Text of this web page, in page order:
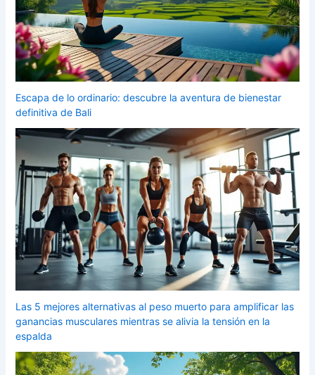
Escapa de lo ordinario: descubre la aventura de bienestar
definitiva de Bali
Las 5 mejores alternativas al peso muerto para amplificar las
ganancias musculares mientras se alivia la tensión en la
espalda